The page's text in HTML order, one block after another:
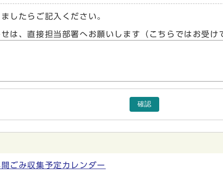
したらご記入ください。
は、直接担当部署へお願いします（こちらではお受け
確認
ごみ収集予定カレンダー